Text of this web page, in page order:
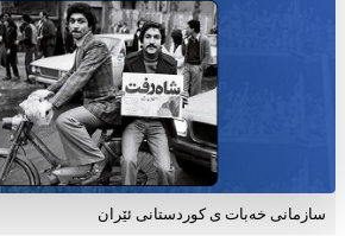
سازمانی خەبات ی كوردستانی ئێران